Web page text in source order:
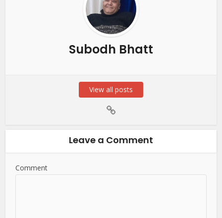
Subodh Bhatt
View all posts
Leave a Comment
Comment